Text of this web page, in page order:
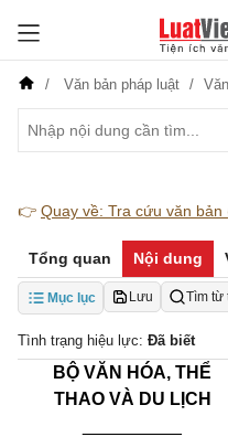
Văn bản pháp luật
👉 Quay về: Tra cứu văn bản
Tổng quan Nội dung
Mục lục Lưu Tìm từ
Tình trạng hiệu lực: Đã biết
BỘ VĂN HÓA, THỂ
THAO VÀ DU LỊCH